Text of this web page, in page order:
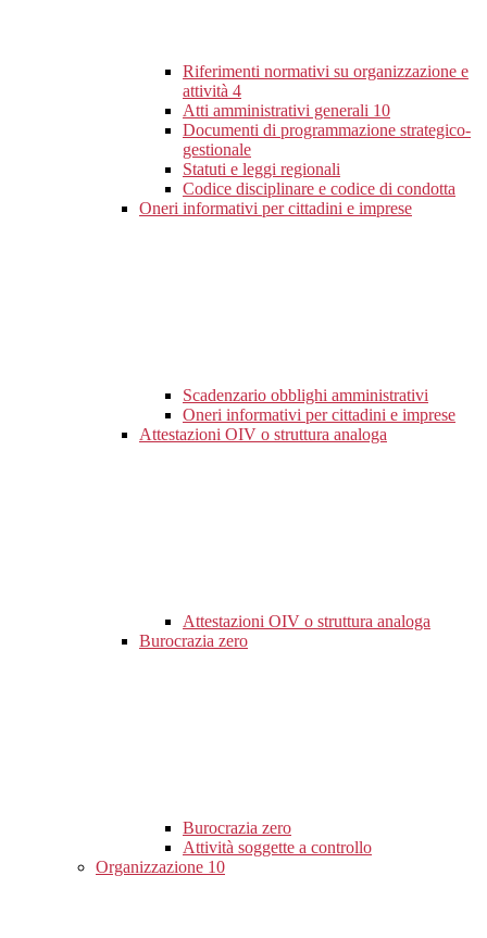
Riferimenti normativi su organizzazione e
attività 4
Atti amministrativi generali 10
Documenti di programmazione strategico-
gestionale
Statuti e leggi regionali
Codice disciplinare e codice di condotta
Oneri informativi per cittadini e imprese
Scadenzario obblighi amministrativi
Oneri informativi per cittadini e imprese
Attestazioni OIV o struttura analoga
Attestazioni OIV o struttura analoga
Burocrazia zero
Burocrazia zero
Attività soggette a controllo
Organizzazione 10